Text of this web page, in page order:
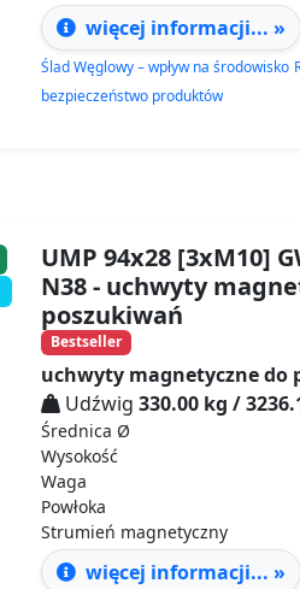
więcej informacji... »
Ślad Węglowy – wpływ na środowisko
bezpieczeństwo produktów
UMP 94x28 [3xM10]
N38 - uchwyty
poszukiwań
Bestseller
uchwyty magnetyczne do
Udźwig 330.00 kg /
Średnica Ø
Wysokość
Waga
Powłoka
Strumień magnetyczny
więcej informacji... »